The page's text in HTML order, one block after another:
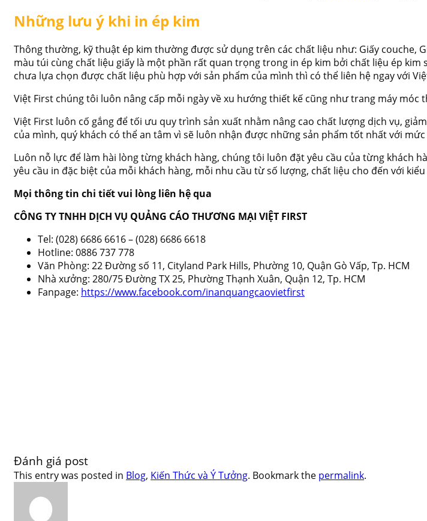
Những lưu ý khi in ép kim
Thông thường, kỹ thuật ép kim thường được sử dụng trên các chất liệu như: Giấy couche,
màu túi cùng chất liệu giấy là một phần rất quan trọng trong in ép kim bởi chất liệu ép
chưa lựa chọn được chất liệu phù hợp với sản phẩm của mình thì có thể liên hệ ngay với
Việt First chúng tôi luôn nâng cấp mỗi ngày về xu hướng thiết kế cũng như trang máy
Việt First luôn cố gắng để tối ưu quy trình sản xuất nhằm nâng cao chất lượng dịch vụ,
của mình, quý khách có thể an tâm vì sẽ luôn nhận được những sản phẩm tốt nhất với
Luôn nỗ lực để làm hài lòng từng khách hàng, chúng tôi luôn đặt yêu cầu của từng
yêu cầu in đặc biệt của mỗi khách hàng, mỗi nhu cầu từ số lượng, chất liệu cho đến với kiểu
Mọi thông tin chi tiết vui lòng liên hệ qua
CÔNG TY TNHH DỊCH VỤ QUẢNG CÁO THƯƠNG MẠI VIỆT FIRST
Tel: (028) 6686 6616 – (028) 6686 6618
Hotline: 0886 737 778
Văn Phòng: 22 Đường số 11, Cityland Park Hills, Phường 10, Quận Gò Vấp, Tp. HCM
Nhà xưởng: 280/75 Đường TX 25, Phường Thạnh Xuân, Quận 12, Tp. HCM
Fanpage: https://www.facebook.com/inanquangcaovietfirst
Đánh giá post
This entry was posted in Blog, Kiến Thức và Ý Tưởng. Bookmark the permalink.